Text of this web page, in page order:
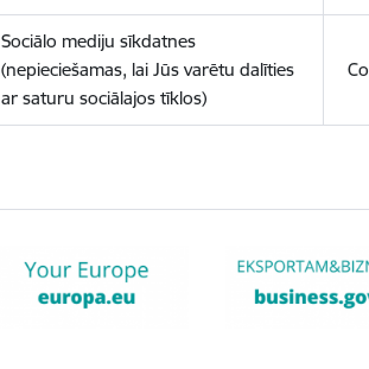
Sociālo mediju sīkdatnes
(nepieciešamas, lai Jūs varētu dalīties
ar saturu sociālajos tīklos)